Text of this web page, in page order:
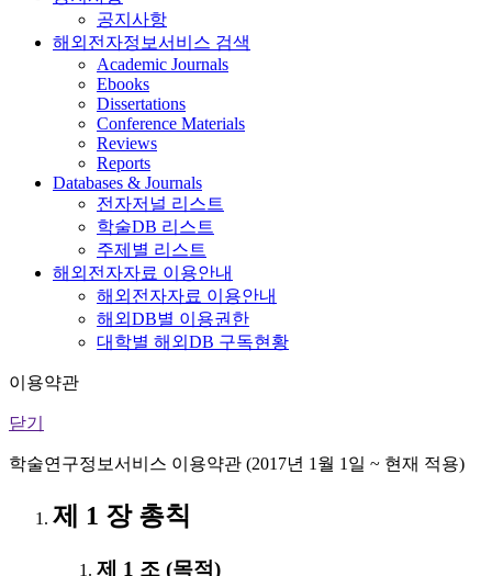
공지사항
해외전자정보서비스 검색
Academic Journals
Ebooks
Dissertations
Conference Materials
Reviews
Reports
Databases & Journals
전자저널 리스트
학술DB 리스트
주제별 리스트
해외전자자료 이용안내
해외전자자료 이용안내
해외DB별 이용권한
대학별 해외DB 구독현황
이용약관
닫기
학술연구정보서비스 이용약관 (2017년 1월 1일 ~ 현재 적용)
제 1 장 총칙
제 1 조 (목적)